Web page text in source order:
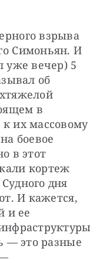
взрыва
Симоньян. И
уже вечер) 5
об
в
их массовому
боевое
в этот
кортеж
дня
И кажется,
и ее
— это разные